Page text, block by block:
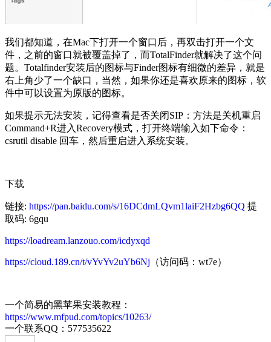
我们都知道，在Mac下打开一个窗口后，再双击打开一个文
件，之前的窗口就被覆盖掉了，而TotalFinder就解决了这个问
题。Totalfinder安装后的图标与Finder图标有细微的差异，就是
右上角少了一个缺口，当然，如果你还是喜欢原来的图标，软
件中可以设置为原版的图标。
如果提示无法安装，记得查看是否关闭SIP：方法是关机重启
Command+R进入Recovery模式，打开终端输入如下命令：
csrutil disable 回车，然后重启进入系统安装。
下载
链接: https://pan.baidu.com/s/16DCdmLQvm1laiF2Hzbg6QQ 提
取码: 6gqu
https://loadream.lanzouo.com/icdyxqd
https://cloud.189.cn/t/vYvYv2uYb6Nj （访问码：wt7e）
一个简易的黑苹果安装教程：
https://www.mfpud.com/topics/10263/
一个联系QQ：577535622